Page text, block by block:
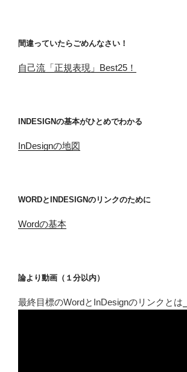
間違っていたらごめんなさい！
自己流「正規表現」Best25！
INDESIGNの基本がひとめでわかる
InDesignの地図
WORDとINDESIGNのリンクのために
Wordの基本
論より動画（１分以内）
最終目標のWordとInDesignのリンクとは